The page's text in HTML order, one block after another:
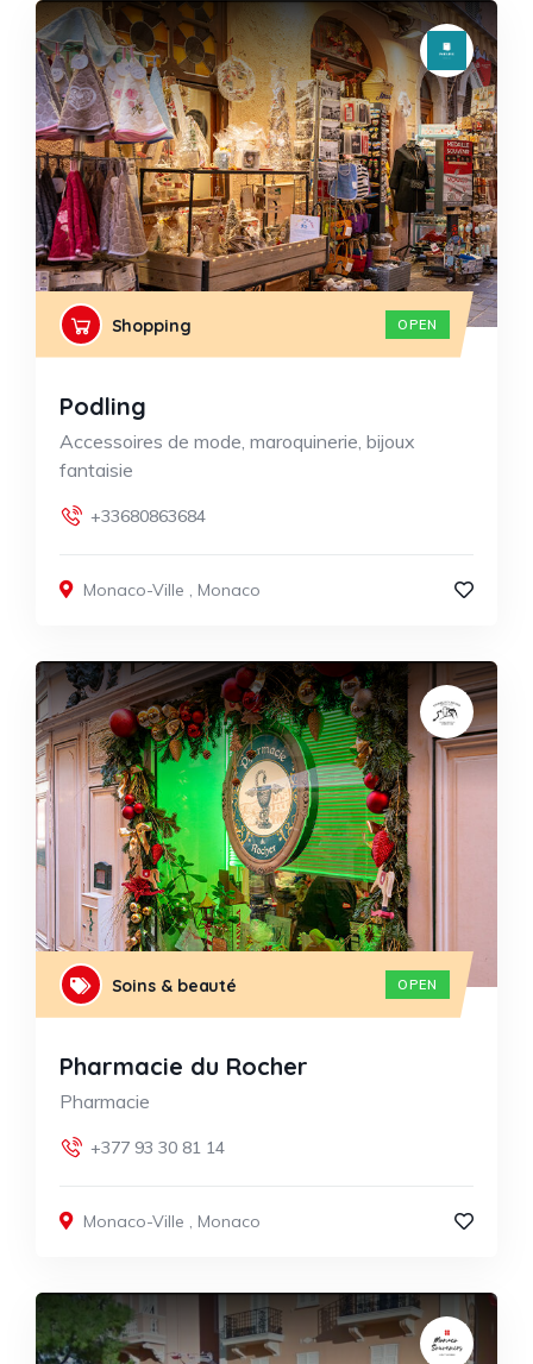
Shopping OPEN
Podling
Accessoires de mode, maroquinerie, bijoux
fantaisie
+33680863684
Monaco-Ville Monaco
Soins & beauté OPEN
Pharmacie du Rocher
Pharmacie
+377 93 30 81 14
Monaco-Ville , Monaco